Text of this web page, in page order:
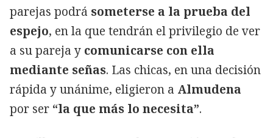
parejas podrá someterse a la prueba del
espejo, en la que tendrán el privilegio de ver
a su pareja y comunicarse con ella
mediante señas. Las chicas, en una decisión
rápida y unánime, eligieron a Almudena
por ser “la que más lo necesita”.